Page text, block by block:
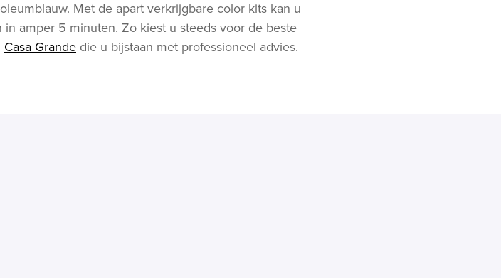
Met de apart verkrijgbare color kits kan u
amper 5 minuten. Zo kiest u steeds voor de beste
Casa Grande die u bijstaan met professioneel advies.